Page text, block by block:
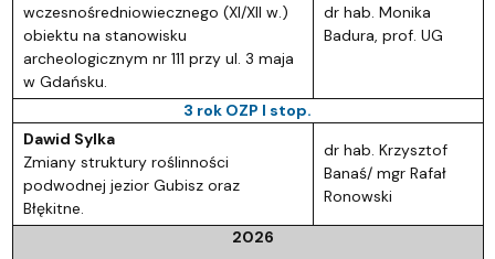
wczesnośredniowiecznego (XI/XII w.)
obiektu na stanowisku
archeologicznym nr 111 przy ul. 3 maja
w Gdańsku.
dr hab. Monika
Badura, prof. UG
3 rok OZP I stop.
Dawid Sylka
Zmiany struktury roślinności
podwodnej jezior Gubisz oraz
Błękitne.
dr hab. Krzysztof
Banaś/ mgr Rafał
Ronowski
2026